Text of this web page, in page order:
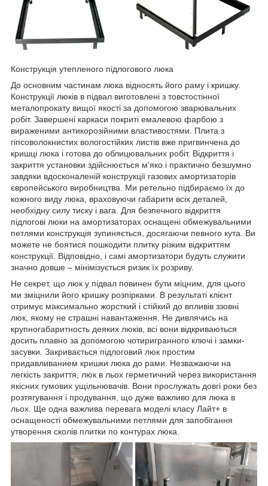
Конструкція утепленого підлогового люка
До основним частинам люка відносять його раму і кришку.
Конструкції люків в підвал виготовлені з товстостінної
металопрокату вищої якості за допомогою зварювальних
робіт. Завершені каркаси покриті емалевою фарбою з
вираженими антикорозійними властивостями. Плита з
гіпсоволокнистих вологостійких листів вже пригвинчена до
кришці люка і готова до облицювальних робіт. Відкриття і
закриття установки здійснюється м'яко і практично безшумно
завдяки вдосконаленій конструкції газових амортизаторів
європейського виробництва. Ми ретельно підбираємо їх до
кожного виду люка, враховуючи габарити всіх деталей,
необхідну силу тиску і вага. Для безпечного відкриття
підлогові люки на амортизаторах оснащені обмежувальними
петлями конструкція зупиняється, досягаючи певного кута. Ви
можете не боятися пошкодити плитку різким відкриттям
конструкції. Відповідно, і самі амортизатори будуть служити
значно довше – мінімізується ризик їх розриву.
Не секрет, що люк у підвал повинен бути міцним, для цього
ми зміцнили його кришку розпірками. В результаті клієнт
отримує максимально жорсткий і стійкий до впливів ззовні
люк, якому не страшні навантаження. Не дивлячись на
крупногабаритность деяких люків, всі вони відкриваються
досить плавно за допомогою чотиригранного ключі і замки-
засувки. Закривається підлоговий люк простим
придавливанием кришки люка до рами. Незважаючи на
легкість закриття, люк в льох герметичний через використання
якісних гумових ущільнювачів. Вони прослужать довгі роки без
розтягування і продування, що дуже важливо для люка в
льох. Ще одна важлива перевага моделі класу Лайт+ в
оснащеності обмежувальними петлями для запобігання
утворення сколів плитки по контурах люка.